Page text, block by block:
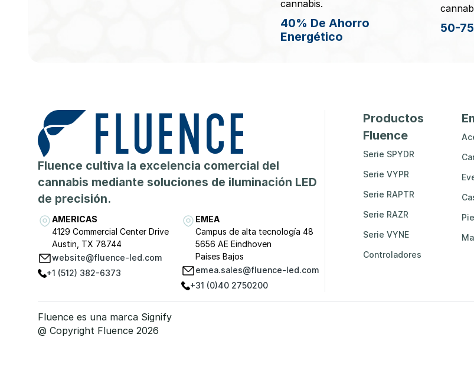
40% De Ahorro
Energético
50-
Fluence cultiva la excelencia comercial del
cannabis mediante soluciones de iluminación LED
de precisión.
AMERICAS
4129 Commercial Center Drive
Austin, TX 78744
website@fluence-led.com
+1 (512) 382-6373
EMEA
Campus de alta tecnología 48
5656 AE Eindhoven
Países Bajos
emea.sales@fluence-led.com
+31 (0)40 2750200
Productos
Fluence
Serie SPYDR
Serie VYPR
Serie RAPTR
Serie RAZR
Serie VYNE
Controladores
Fluence es una marca Signify
@ Copyright Fluence 2026